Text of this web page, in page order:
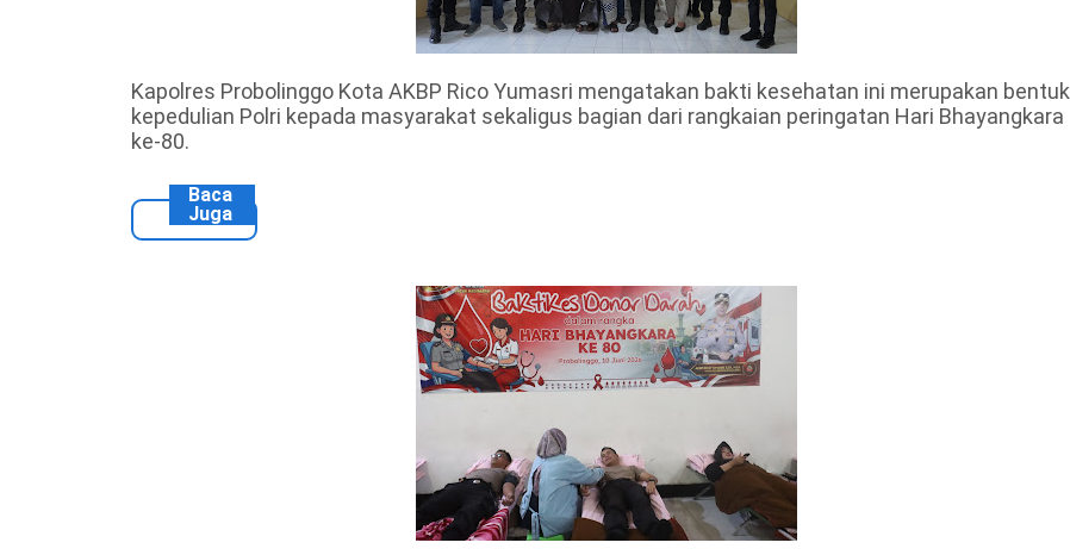
Kapolres Probolinggo Kota AKBP Rico Yumasri mengatakan bakti kesehatan ini merupakan bentuk
kepedulian Polri kepada masyarakat sekaligus bagian dari rangkaian peringatan Hari Bhayangkara
ke-80.
Baca
Juga